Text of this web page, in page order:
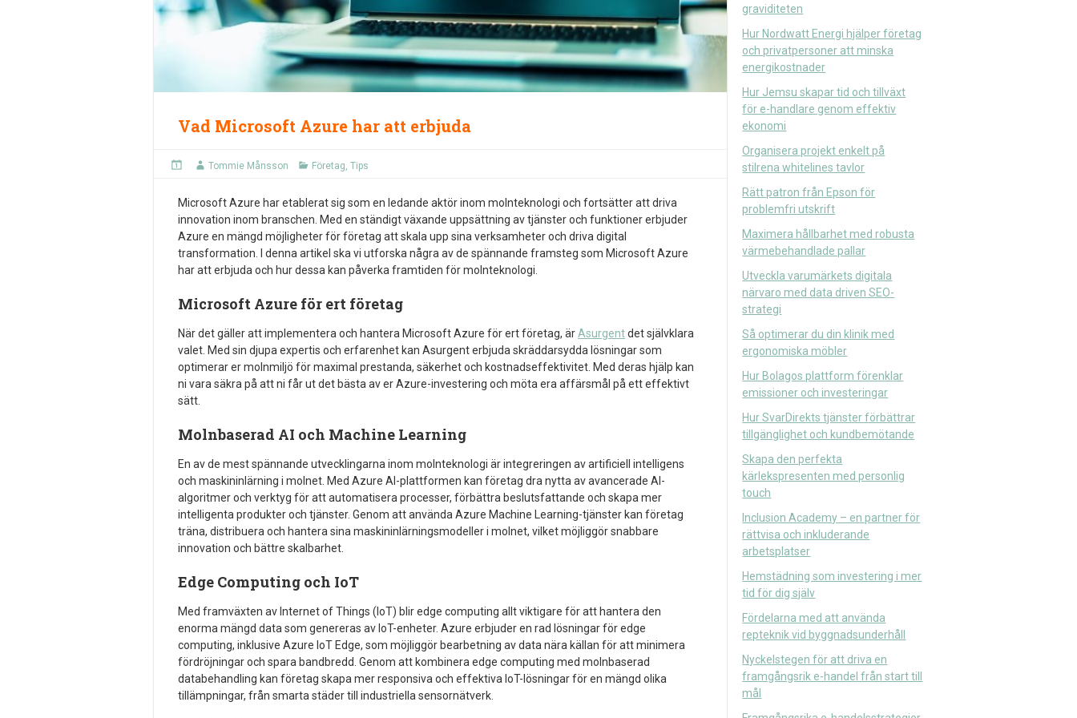
Vad Microsoft Azure har att erbjuda
Tommie Månsson Företag Tips
Microsoft Azure har etablerat sig som en ledande aktör inom molnteknologi och fortsätter att driva
innovation inom branschen. Med en ständigt växande uppsättning av tjänster och funktioner erbjuder
Azure en mängd möjligheter för företag att skala upp sina verksamheter och driva digital
transformation. I denna artikel ska vi utforska några av de spännande framsteg som Microsoft Azure
har att erbjuda och hur dessa kan påverka framtiden för molnteknologi.
Microsoft Azure för ert företag
När det gäller att implementera och hantera Microsoft Azure för ert företag, ärAsurgentdet självklara
valet. Med sin djupa expertis och erfarenhet kan Asurgent erbjuda skräddarsydda lösningar som
optimerar er molnmiljö för maximal prestanda, säkerhet och kostnadseffektivitet. Med deras hjälp kan
ni vara säkra på att ni får ut det bästa av er Azure-investering och möta era affärsmål på ett effektivt
sätt.
Molnbaserad AI och Machine Learning
En av de mest spännande utvecklingarna inom molnteknologi är integreringen av artificiell intelligens
och maskininlärning i molnet. Med Azure AI-plattformen kan företag dra nytta av avancerade AI-
algoritmer och verktyg för att automatisera processer, förbättra beslutsfattande och skapa mer
intelligenta produkter och tjänster. Genom att använda Azure Machine Learning-tjänster kan företag
träna, distribuera och hantera sina maskininlärningsmodeller i molnet, vilket möjliggör snabbare
innovation och bättre skalbarhet.
Edge Computing och IoT
Med framväxten av Internet of Things (IoT) blir edge computing allt viktigare för att hantera den
enorma mängd data som genereras av IoT-enheter. Azure erbjuder en rad lösningar för edge
computing, inklusive Azure IoT Edge, som möjliggör bearbetning av data nära källan för att minimera
fördröjningar och spara bandbredd. Genom att kombinera edge computing med molnbaserad
databehandling kan företag skapa mer responsiva och effektiva IoT-lösningar för en mängd olika
tillämpningar, från smarta städer till industriella sensornätverk.
graviditeten
Hur Nordwatt Energi hjälper företag
och privatpersoner att minska
energikostnader
Hur Jemsu skapar tid och tillväxt
för e-handlare genom effektiv
ekonomi
Organisera projekt enkelt på
stilrena whitelines tavlor
Rätt patron från Epson för
problemfri utskrift
Maximera hållbarhet med robusta
värmebehandlade pallar
Utveckla varumärkets digitala
närvaro med data driven SEO-
strategi
Så optimerar du din klinik med
ergonomiska möbler
Hur Bolagos plattform förenklar
emissioner och investeringar
Hur SvarDirekts tjänster förbättrar
tillgänglighet och kundbemötande
Skapa den perfekta
kärlekspresenten med personlig
touch
Inclusion Academy – en partner för
rättvisa och inkluderande
arbetsplatser
Hemstädning som investering i mer
tid för dig själv
Fördelarna med att använda
repteknik vid byggnadsunderhåll
Nyckelstegen för att driva en
framgångsrik e-handel från start till
mål